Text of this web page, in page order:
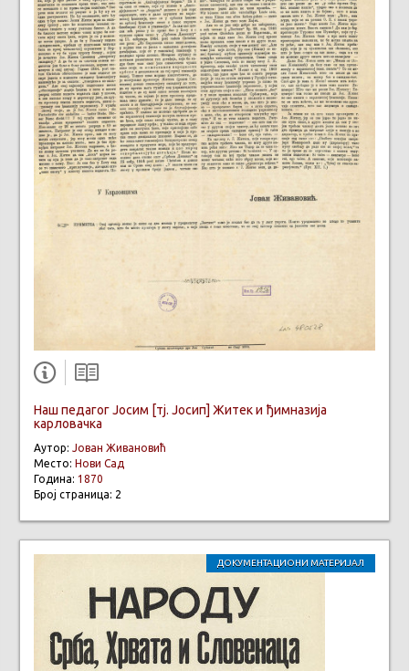
Наш педагог Јосим [тј. Јосип] Житек и ђимназија
карловачка
Аутор: Јован Живановић
Место: Нови Сад
Година: 1870
Број страница: 2
ДОКУМЕНТАЦИОНИ МАТЕРИЈАЛ